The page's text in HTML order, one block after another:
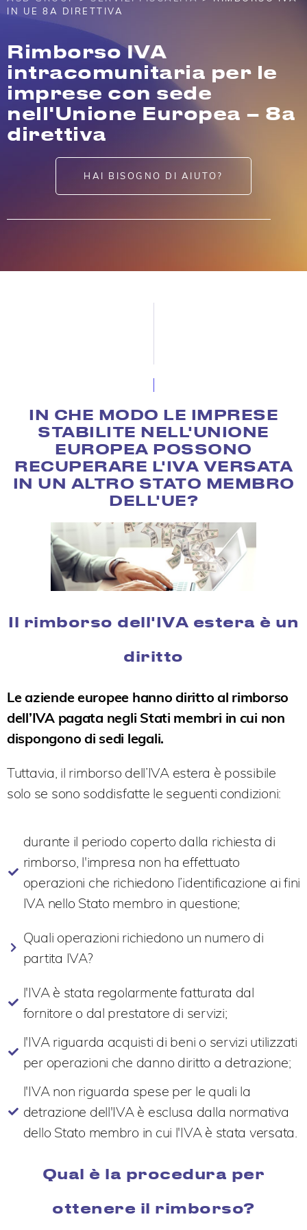
IN UE 8A DIRETTIVA
Rimborso IVA
intracomunitaria per le
imprese con sede
nell'Unione Europea – 8a
direttiva
HAI BISOGNO DI AIUTO?
IN CHE MODO LE IMPRESE
STABILITE NELL'UNIONE
EUROPEA POSSONO
RECUPERARE L'IVA VERSATA
IN UN ALTRO STATO MEMBRO
DELL'UE?
Il rimborso dell'IVA estera è un
diritto
Le aziende europee hanno diritto al rimborso
dell’IVA pagata negli Stati membri in cui non
dispongono di sedi legali.
Tuttavia, il rimborso dell’IVA estera è possibile
solo se sono soddisfatte le seguenti condizioni:
durante il periodo coperto dalla richiesta di
rimborso, l'impresa non ha effettuato
operazioni che richiedono l’identificazione ai fini
IVA nello Stato membro in questione;
Quali operazioni richiedono un numero di
partita IVA?
l'IVA è stata regolarmente fatturata dal
fornitore o dal prestatore di servizi;
l'IVA riguarda acquisti di beni o servizi utilizzati
per operazioni che danno diritto a detrazione;
l'IVA non riguarda spese per le quali la
detrazione dell'IVA è esclusa dalla normativa
dello Stato membro in cui l'IVA è stata versata.
Qual è la procedura per
ottenere il rimborso?